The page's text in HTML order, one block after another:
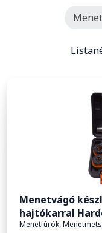
Menetvágó
hajtókarral
Menetfúrók,